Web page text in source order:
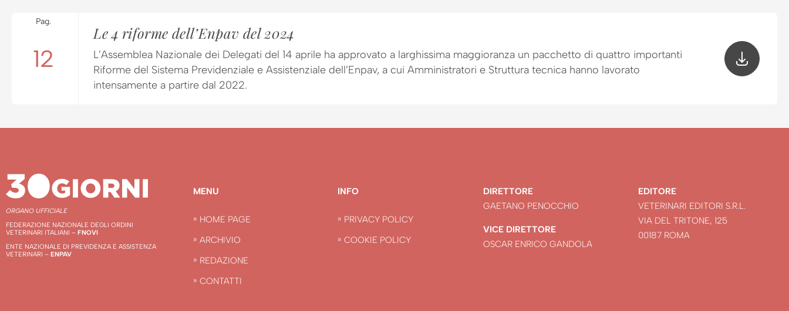
Pag.
12
Le 4 riforme dell’Enpav del 2024
L’Assemblea Nazionale dei Delegati del 14 aprile ha approvato a larghissima maggioranza un pacchetto di quattro importanti
Riforme del Sistema Previdenziale e Assistenziale dell’Enpav, a cui Amministratori e Struttura tecnica hanno lavorato
intensamente a partire dal 2022.
ORGANO UFFICIALE
FEDERAZIONE NAZIONALE DEGLI ORDINI
VETERINARI ITALIANI –FNOVI
ENTE NAZIONALE DI PREVIDENZA E ASSISTENZA
VETERINARI –ENPAV
MENU
HOME PAGE
ARCHIVIO
REDAZIONE
CONTATTI
INFO
PRIVACY POLICY
COOKIE POLICY
DIRETTORE
GAETANO PENOCCHIO
VICE DIRETTORE
OSCAR ENRICO GANDOLA
EDITORE
VETERINARI EDITORI S.R.L.
VIA DEL TRITONE, 125
00187 ROMA